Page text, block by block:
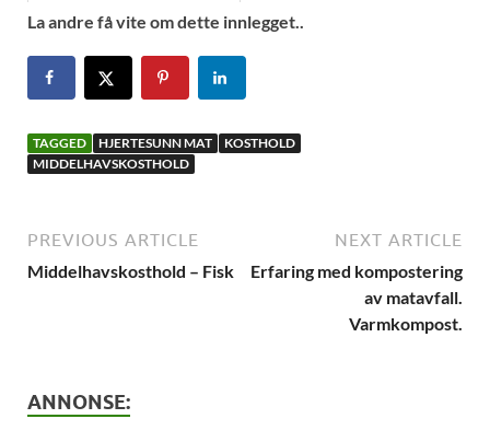
La andre få vite om dette innlegget..
TAGGED HJERTESUNN MAT
KOSTHOLD
MIDDELHAVSKOSTHOLD
PREVIOUS ARTICLE
Middelhavskosthold – Fisk
NEXT ARTICLE
Erfaring med kompostering
av matavfall.
Varmkompost.
ANNONSE: